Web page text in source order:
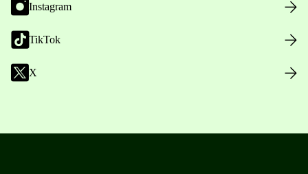
Instagram
TikTok
X